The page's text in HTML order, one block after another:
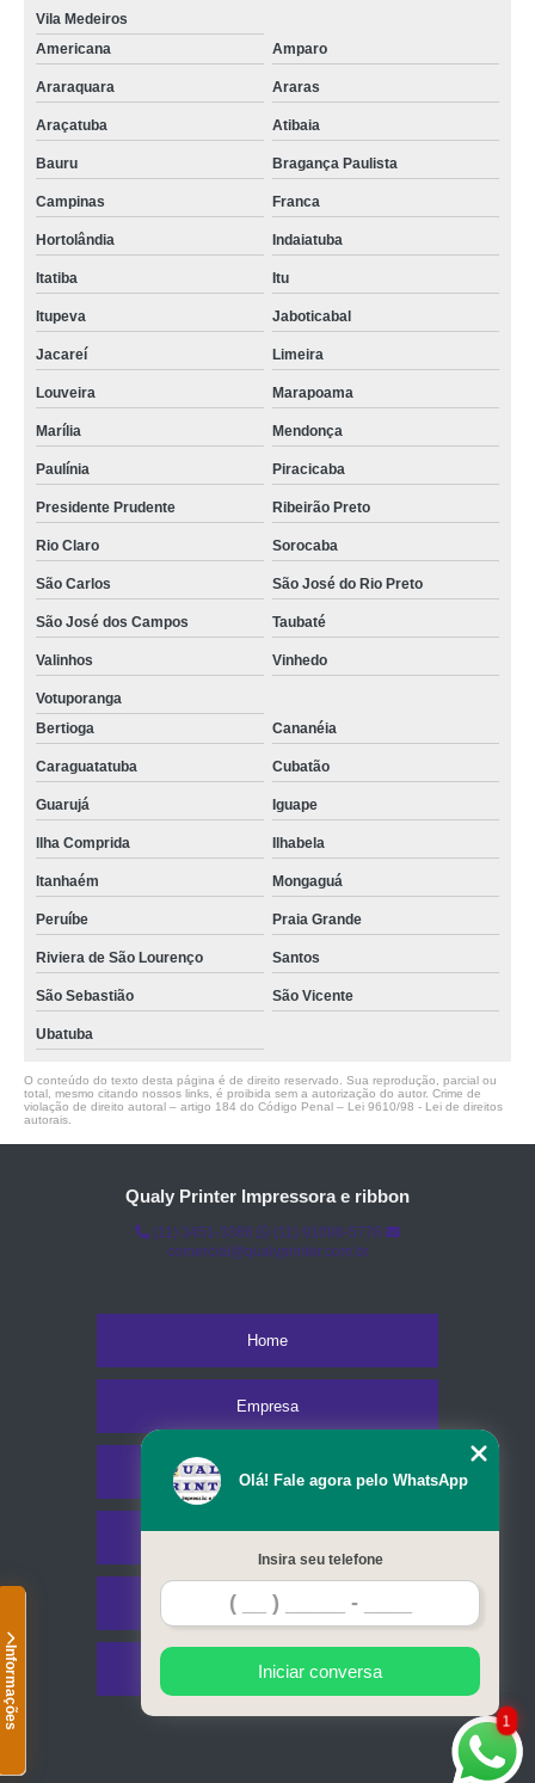
Informações
Vila Medeiros
Americana
Amparo
Araraquara Araras
Araçatuba Atibaia
Bauru Bragança Paulista
Campinas Franca
Hortolândia Indaiatuba
Itatiba Itu
Itupeva Jaboticabal
Jacareí Limeira
Louveira Marapoama
Marília Mendonça
Paulínia Piracicaba
Presidente Prudente Ribeirão Preto
Rio Claro Sorocaba
São Carlos São José do Rio Preto
São José dos Campos Taubaté
Valinhos Vinhedo
Votuporanga
Bertioga
Cananéia
Caraguatatuba Cubatão
Guarujá Iguape
Ilha Comprida Ilhabela
Itanhaém Mongaguá
Peruíbe Praia Grande
Riviera de São Lourenço Santos
São Sebastião São Vicente
Ubatuba
O conteúdo do texto desta página é de direito reservado. Sua reprodução, parcial ou
total, mesmo citando nossos links, é proibida sem a autorização do autor. Crime de
violação de direito autoral – artigo 184 do Código Penal – Lei 9610/98 - Lei de direitos
autorais
Qualy Printer Impressora e ribbon
(11) 3451-3366
(11) 91098-5778
comercial@qualyprinter.com.br
Home
Empresa
Missão
Contato
Mapa do site
1
Olá! Fale agora pelo WhatsApp
Insira seu telefone
Iniciar conversa